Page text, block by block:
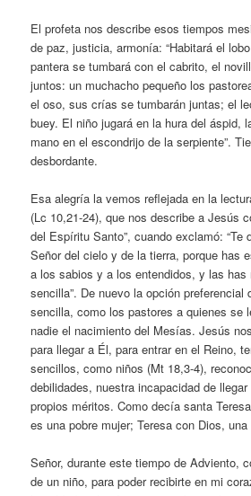
El profeta nos describe esos tiempos
de paz, justicia, armonía: “Habitará el
pantera se tumbará con el cabrito, el
juntos: un muchacho pequeño los
el oso, sus crías se tumbarán juntas; el
buey. El niño jugará en la hura del áspid,
mano en el escondrijo de la serpiente”.
desbordante.
Esa alegría la vemos reflejada en la
(Lc 10,21-24), que nos describe a Jesús
del Espíritu Santo”, cuando exclamó: “Te
Señor del cielo y de la tierra, porque has
a los sabios y a los entendidos, y las has
sencilla”. De nuevo la opción preferencial
sencilla, como los pastores a quienes se
nadie el nacimiento del Mesías. Jesús
para llegar a Él, para entrar en el Reino,
sencillos, como niños (Mt 18,3-4),
debilidades, nuestra incapacidad de
propios méritos. Como decía santa
es una pobre mujer; Teresa con Dios, una
Señor, durante este tiempo de Adviento,
de un niño, para poder recibirte en mi